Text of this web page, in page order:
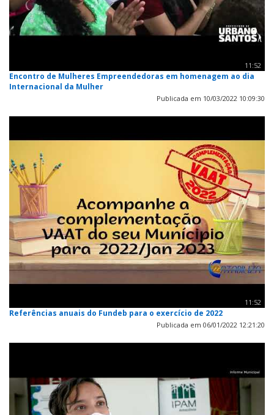
11:52
Encontro de Mulheres Empreendedoras em homenagem ao dia
Internacional da Mulher
Publicada em 10/03/2022 10:09:30
11:52
Referências anuais do Fundeb para o exercício de 2022
Publicada em 06/01/2022 12:21:20